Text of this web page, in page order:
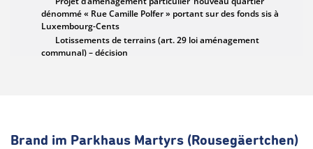
Brand im Parkhaus Martyrs (Rousegäertchen)